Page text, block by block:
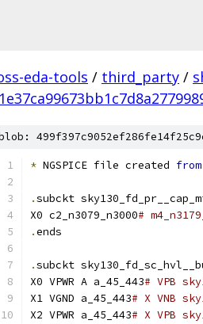
eda-tools / third_party /
* NGSPICE file created from
.subckt
X0 c2_n3079_n3000#
.ends
.subckt
X0 VPWR A a_45_443# VPB
X1 VGND a_45_443# X VNB
X2 VPWR a_45_443# X VPB